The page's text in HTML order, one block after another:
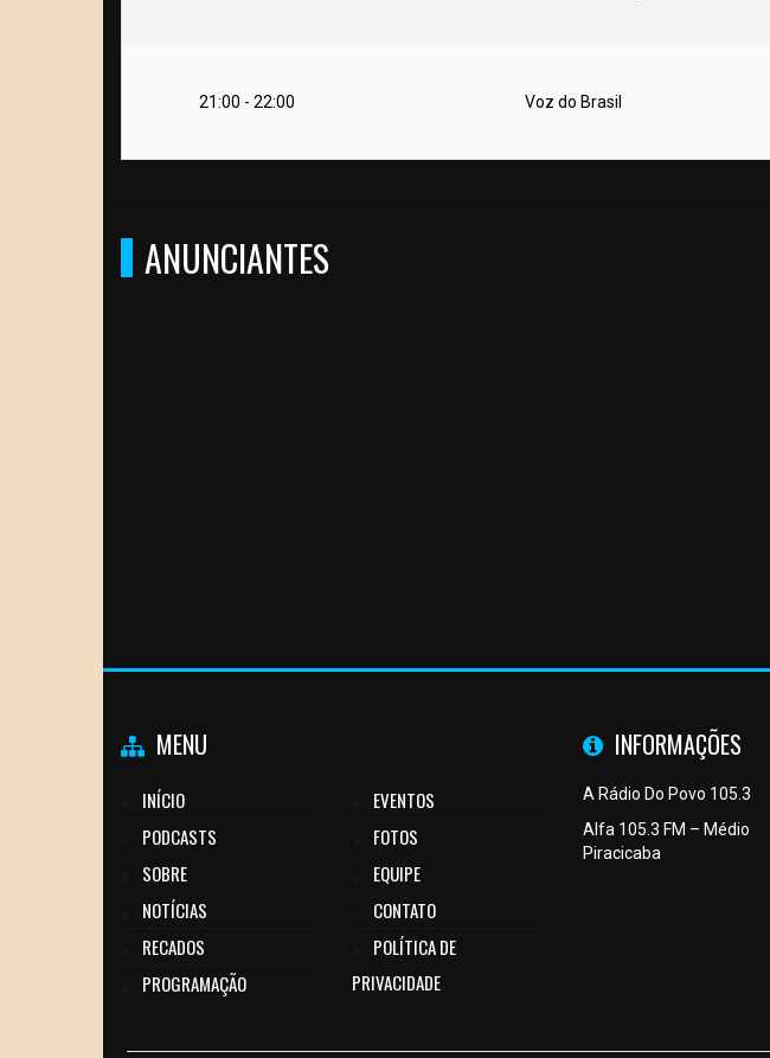
21:00 - 22:00
Voz do Brasil
ANUNCIANTES
MENU
INÍCIO
PODCASTS
SOBRE
NOTÍCIAS
RECADOS
PROGRAMAÇÃO
EVENTOS
FOTOS
EQUIPE
CONTATO
POLÍTICA DE
PRIVACIDADE
INFORMAÇÕES
A Rádio Do Povo 105.3
Alfa 105.3 FM – Médio
Piracicaba